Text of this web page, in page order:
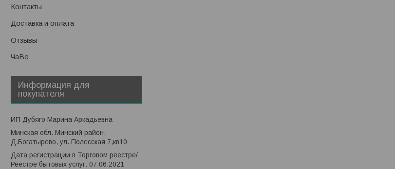
Контакты
Доставка и оплата
Отзывы
ЧаВо
Информация для
покупателя
ИП Дубяго Марина Аркадьевна
Минская обл. Минский район.
Д.Богатырево, ул. Полесская 7,кв10
Дата регистрации в Торговом реестре/
Реестре бытовых услуг: 07.06.2021